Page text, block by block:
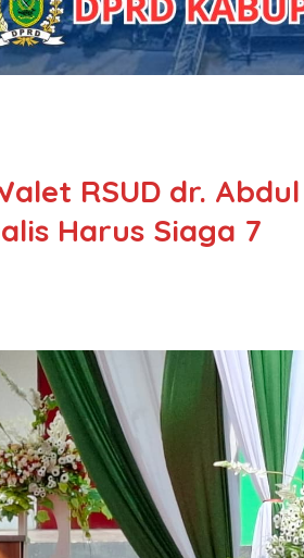
RSUD dr. Abdul
Harus Siaga 7